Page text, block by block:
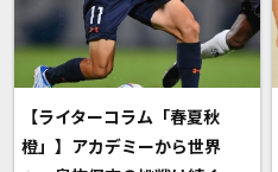
【ライターコラム「春夏秋
橙」】アカデミーから世界